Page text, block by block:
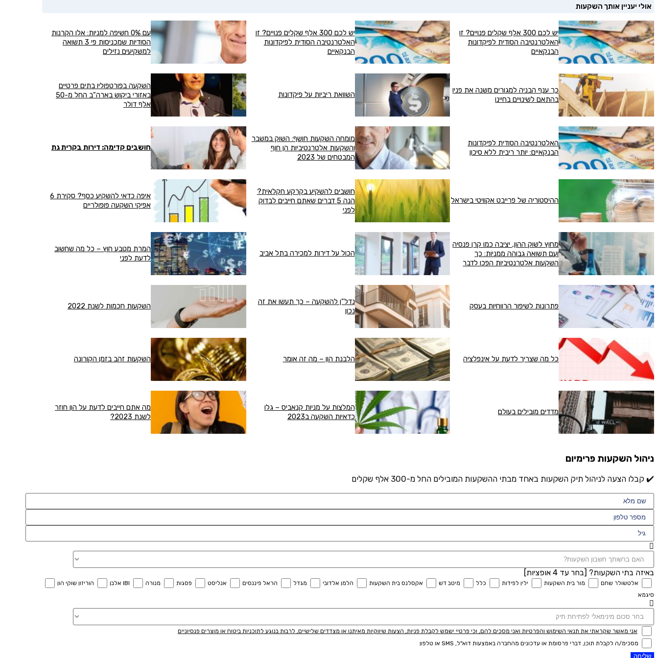
אולי יעניין אותך השקעות
יש לכם 300 אלף שקלים פנויים? זו
האלטרנטיבה הסודית לפיקדונות
הבנקאיים
יש לכם 300 אלף שקלים פנויים? זו
האלטרנטיבה הסודית לפיקדונות
הבנקאיים
עם 0% חשיפה למניות: אלו הקרנות
הסודיות שמכניסות פי 3 תשואה
למשקיעים נזילים
כך ענף הבניה למגורים משנה את פניו
בהתאם לשינויים בחיינו
השוואת ריביות על פיקדונות
השקעה בפורטפוליו בתים פרטיים
באזורי ביקוש בארה"ב החל מ-50
אלף דולר
האלטרנטיבה הסודית לפיקדונות
הבנקאיים: יותר ריבית ללא סיכון
מומחה השקעות חושף: השוק במשבר
והשקעות אלטרנטיביות הן חוף
המבטחים של 2023
חושבים קדימה: דירות בקרית גת
ההיסטוריה של פרייבט אקוויטי בישראל
חושבים להשקיע בקרקע חקלאית?
הנה 5 דברים שאתם חייבים לבדוק
לפני
איפה כדאי להשקיע כסף? סקירת 6
אפיקי השקעה פופולריים
מחוץ לשוק ההון, יציבה כמו קרן פנסיה
ועם תשואה גבוהה ממניות: כך
השקעות אלטרנטיביות הפכו לדבר
החם הבא
הכול על דירות למכירה בתל אביב
המרת מטבע חוץ – כל מה שחשוב
לדעת לפני
פתרונות לשיפור הרווחיות בעסק
נדל"ן להשקעה – כך תעשו את זה
נכון
השקעות חכמות לשנת 2022
כל מה שצריך לדעת על אינפלציה הלבנת הון – מה זה אומר השקעות זהב בזמן הקורונה
מדדים מובילים בעולם
המלצות על מניות קנאביס – גלו
כדאיות השקעה ב2023
מה אתם חייבים לדעת על הון חוזר
לשנת 2023?
ניהול השקעות פרימיום
✔️ קבלו הצעה לניהול תיק השקעות באחד מבתי ההשקעות המובילים החל מ-300 אלף שקלים
באיזה בתי השקעות? [בחר עד 4 אופציות]
אלטשולר שחם מור בית השקעות ילין לפידות כלל מיטב דש אקסלנס בית השקעות הלמן אלדובי מגדל הראל פיננסים אנליסט פסגות מנורה IBI אלבן
הוריזון שוקי הון
סיגמא
אני מאשר שקראתי את תנאי השימוש והפרטיות ואני מסכים להם, וכי פרטיי ישמש לקבלת פניות, הצעות שיווקיות מאיתנו או מצדדים שלישיים, לרבות בנוגע לתוכניות ביטוח או מוצרים פנסיוניים
מסכימ/ה לקבלת תוכן, דברי פרסומת או עדכונים מהחברה באמצעות דוא"ל, SMS או טלפון
שליחה
לתוכניות ביטוח או מוצרים פנסיוניים
מסכימ/ה לקבלת תוכן, דברי פרסומת או עדכונים מהחברה באמצעות דוא"ל,
SMS או טלפון
שליחה